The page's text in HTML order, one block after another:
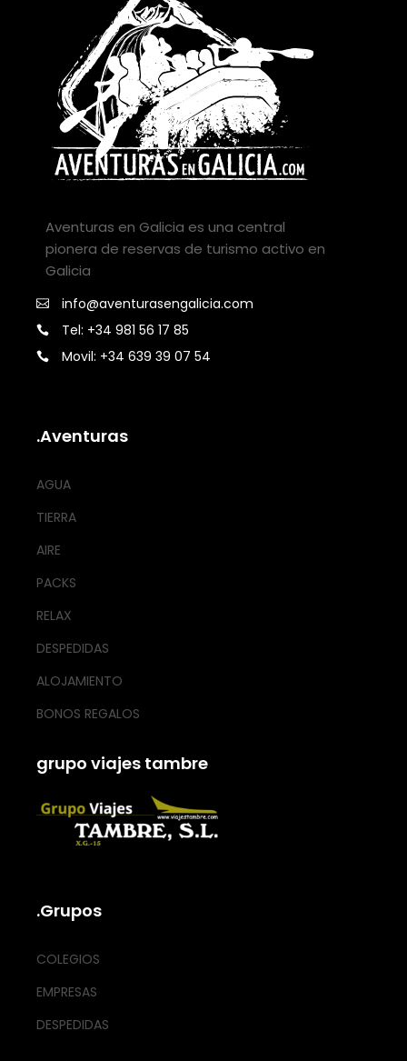
Aventuras en Galicia es una central
pionera de reservas de turismo activo en
Galicia
info@aventurasengalicia.com
Tel: +34 981 56 17 85
Movil: +34 639 39 07 54
.Aventuras
AGUA
TIERRA
AIRE
PACKS
RELAX
DESPEDIDAS
ALOJAMIENTO
BONOS REGALOS
grupo viajes tambre
.Grupos
COLEGIOS
EMPRESAS
DESPEDIDAS